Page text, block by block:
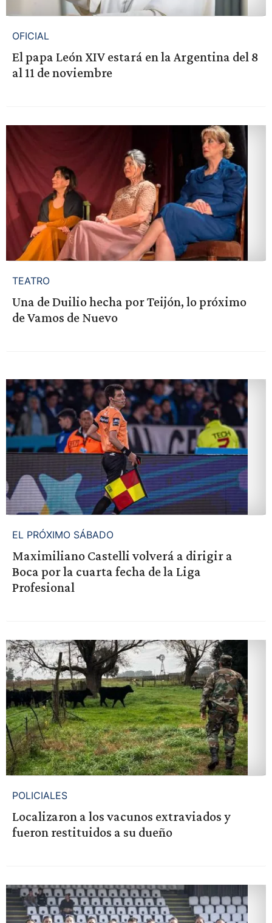
OFICIAL
El papa León XIV estará en la Argentina del 8
al 11 de noviembre
TEATRO
Una de Duilio hecha por Teijón, lo próximo
de Vamos de Nuevo
EL PRÓXIMO SÁBADO
Maximiliano Castelli volverá a dirigir a
Boca por la cuarta fecha de la Liga
Profesional
POLICIALES
Localizaron a los vacunos extraviados y
fueron restituidos a su dueño